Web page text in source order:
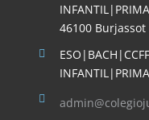
46100 Burjassot